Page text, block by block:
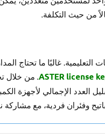
من حيث التكلفة.
غالبًا ما تحتاج
ASTER license. من خلال
العدد الإجمالي لأجهزة
وفئران فردية، مع مشاركة